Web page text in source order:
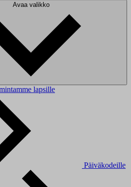
Avaa valikko
lapsille
Päiväkodeille